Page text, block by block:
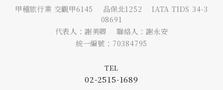
甲種旅行業 交觀甲6145 品保北1252 IATA TIDS 34-3
08691
代表人：謝美卿 聯絡人：謝永安
統一編號：70384795
TEL
02-2515-1689